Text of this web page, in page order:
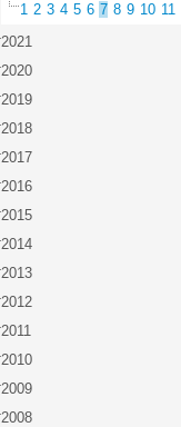
1 2 3 4 5 6 7 8 9 10 11
2021
2020
2019
2018
2017
2016
2015
2014
2013
2012
2011
2010
2009
2008